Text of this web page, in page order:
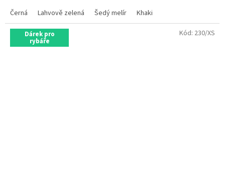
Černá Lahvově zelená Šedý melír Khaki
Dárek pro
rybáře
Kód: 230/XS